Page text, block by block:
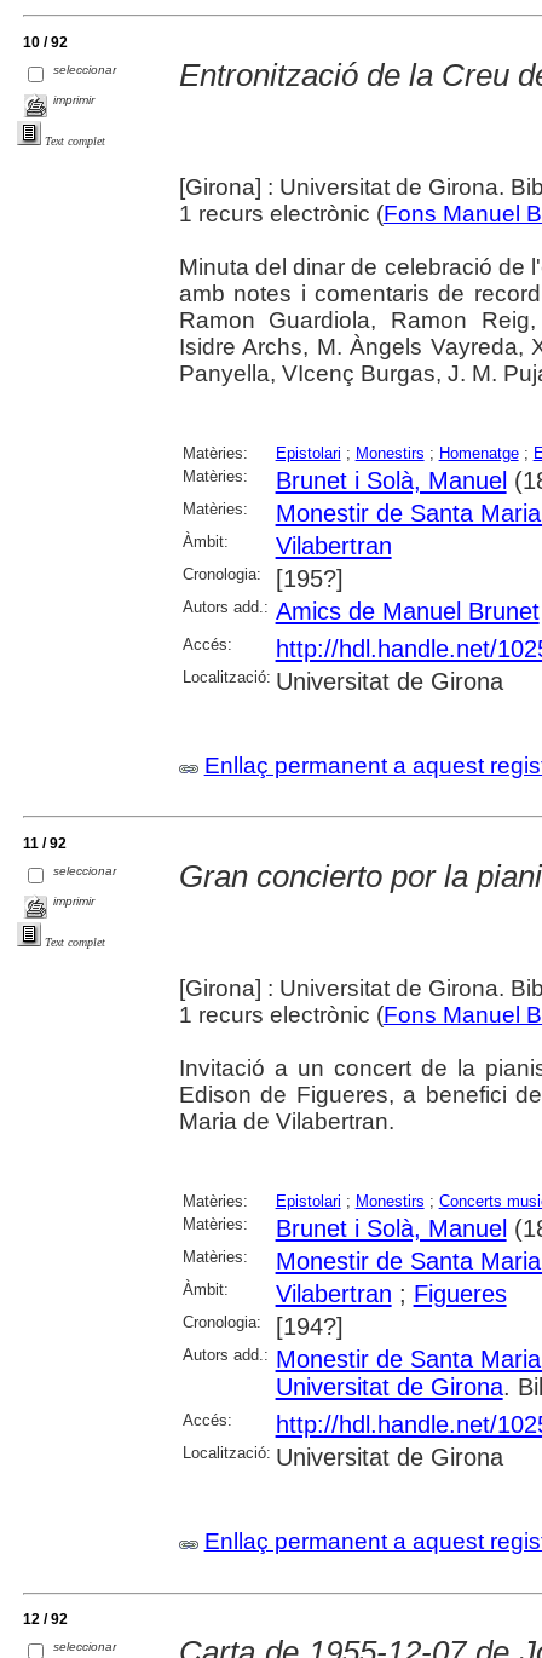
10 / 92
seleccionar
imprimir
Text complet
Entronització de la Creu
[Girona] : Universitat de Girona.
1 recurs electrònic (Fons Manuel
Minuta del dinar de celebració de
amb notes i comentaris de
Ramon Guardiola, Ramon
Isidre Archs, M. Àngels Vayreda,
Panyella, VIcenç Burgas, J. M.
Matèries: Epistolari ; Monestirs ; Homenatge;
Matèries:
Brunet i Solà, Manuel
Matèries: Monestir de Santa
Àmbit: Vilabertran
Cronologia: [195?]
Autors add.: Amics de Manuel Brunet
Accés: http://hdl.handle.net/
Localització: Universitat de Girona
Enllaç permanent a aquest
11 / 92
seleccionar
imprimir
Text complet
Gran concierto por la
[Girona] : Universitat de Girona.
1 recurs electrònic (Fons Manuel
Invitació a un concert de la
Edison de Figueres, a benefici
Maria de Vilabertran.
Matèries: Epistolari ; Monestirs ; Concerts
Matèries:
Brunet i Solà, Manuel
Matèries: Monestir de Santa
Àmbit: Vilabertran ; Figueres
Cronologia: [194?]
Autors add.: Monestir de Santa
Universitat de Girona.
Accés: http://hdl.handle.net/
Localització: Universitat de Girona
Enllaç permanent a aquest
12 / 92
seleccionar